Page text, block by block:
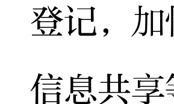
登记，
信息共